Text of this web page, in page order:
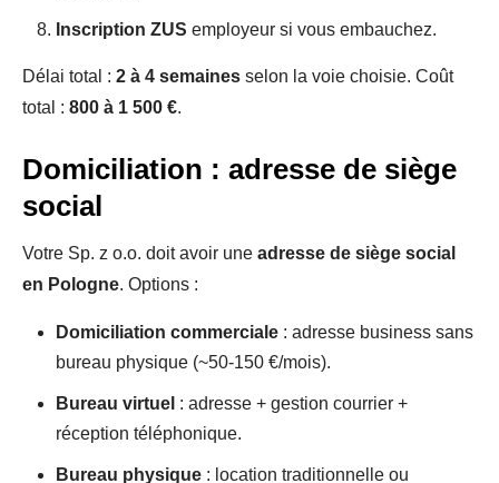
Inscription ZUS employeur si vous embauchez.
Délai total : 2 à 4 semaines selon la voie choisie. Coût
total : 800 à 1 500 €.
Domiciliation : adresse de siège
social
Votre Sp. z o.o. doit avoir une adresse de siège social
en Pologne. Options :
Domiciliation commerciale : adresse business sans
bureau physique (~50-150 €/mois).
Bureau virtuel : adresse + gestion courrier +
réception téléphonique.
Bureau physique : location traditionnelle ou